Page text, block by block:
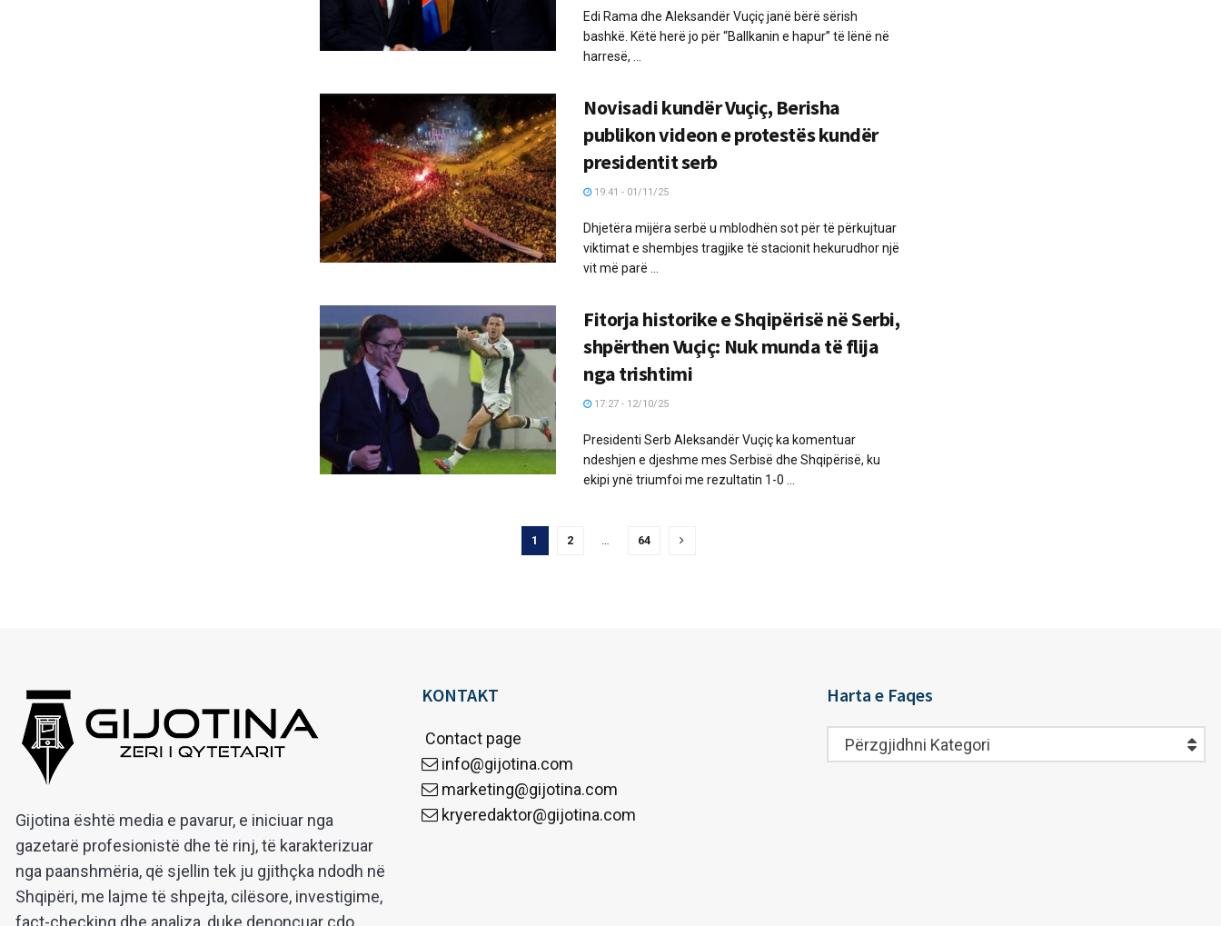
Edi Rama dhe Aleksandër Vuçiç janë bërë sërish
bashkë. Këtë herë jo për “Ballkanin e hapur” të lënë në
harresë, ...
Novisadi kundër Vuçiç, Berisha
publikon videon e protestës kundër
presidentit serb
19:41 - 01/11/25
Dhjetëra mijëra serbë u mblodhën sot për të përkujtuar
viktimat e shembjes tragjike të stacionit hekurudhor një
vit më parë ...
Fitorja historike e Shqipërisë në Serbi,
shpërthen Vuçiç: Nuk munda të flija
nga trishtimi
17:27 - 12/10/25
Presidenti Serb Aleksandër Vuçiç ka komentuar
ndeshjen e djeshme mes Serbisë dhe Shqipërisë, ku
ekipi ynë triumfoi me rezultatin 1-0 ...
1 2 64
Gijotina është media e pavarur, e iniciuar nga
gazetarë profesionistë dhe të rinj, të karakterizuar
nga paanshmëria, që sjellin tek ju gjithçka ndodh në
Shqipëri, me lajme të shpejta, cilësore, investigime,
fact-checking dhe analiza, duke denoncuar çdo
KONTAKT
Contact page
info@gijotina.com
marketing@gijotina.com
kryeredaktor@gijotina.com
Harta e Faqes
Harta
e
Përzgjidhni Kategori